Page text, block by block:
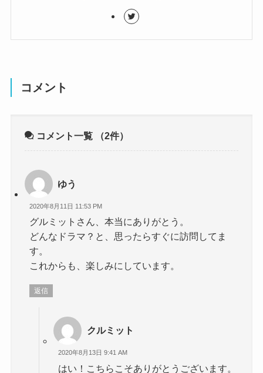
コメント
コメント一覧 （2件）
ゆう
2020年8月11日 11:53 PM
グルミットさん、本当にありがとう。
どんなドラマ？と、思ったらすぐに訪問してま
す。
これからも、楽しみにしています。
返信
クルミット
2020年8月13日 9:41 AM
はい！こちらこそありがとうございます。